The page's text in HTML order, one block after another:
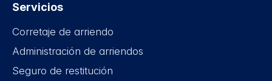
Servicios
Corretaje de arriendo
Administración de arriendos
Seguro de restitución